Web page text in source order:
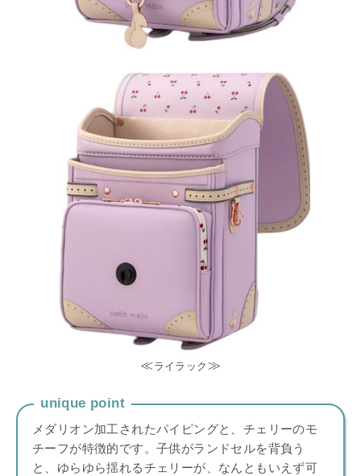
≪ライラック ≫
unique point
メダリオン加工されたパイピングと、チェリーのモ
チーフが特徴的です。子供がランドセルを背負う
と、ゆらゆら揺れるチェリーが、なんともいえず可